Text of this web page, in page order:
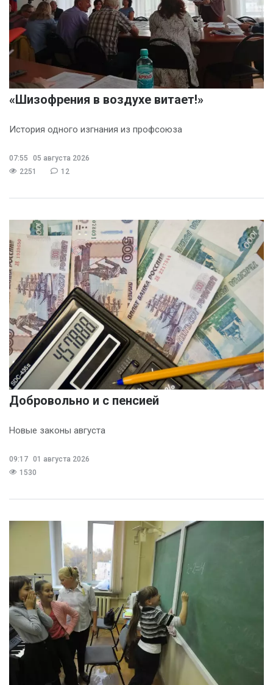
«Шизофрения в воздухе витает!»
История одного изгнания из профсоюза
07:55
05 августа 2026
2251
12
Добровольно и с пенсией
Новые законы августа
09:17 01 августа 2026
1530